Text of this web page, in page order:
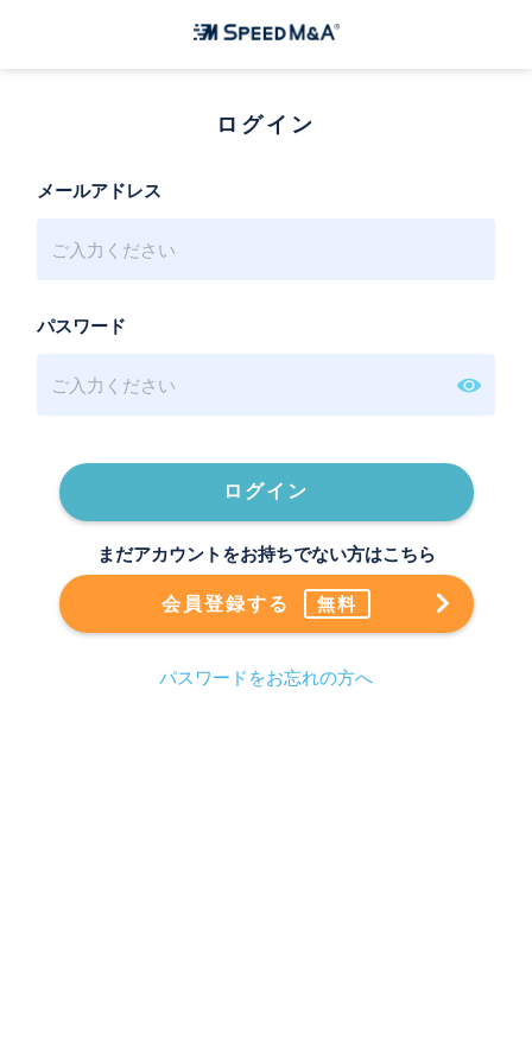
ログイン
メールアドレス
パスワード
ログイン
まだアカウントをお持ちでない方はこちら
会員登録する 無料
パスワードをお忘れの方へ